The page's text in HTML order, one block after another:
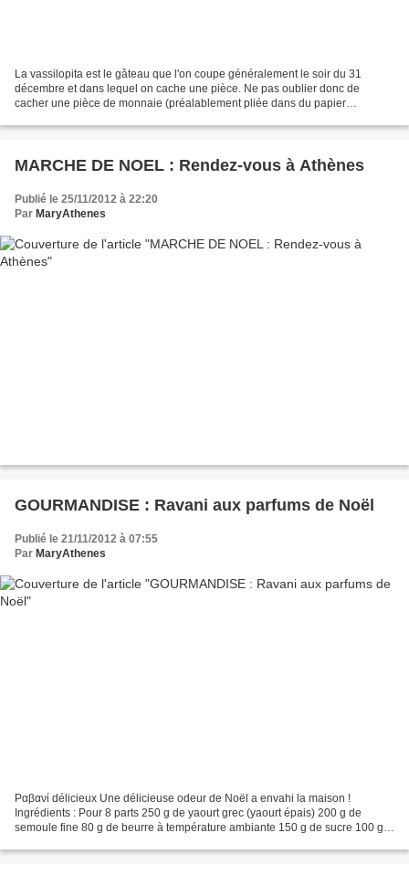
La vassilopita est le gâteau que l'on coupe généralement le soir du 31
décembre et dans lequel on cache une pièce. Ne pas oublier donc de
cacher une pièce de monnaie (préalablement pliée dans du papier
MARCHE DE NOEL : Rendez-vous à Athènes
Publié le 25/11/2012 à 22:20
Par MaryAthenes
GOURMANDISE : Ravani aux parfums de Noël
Publié le 21/11/2012 à 07:55
Par MaryAthenes
Ραβανί délicieux Une délicieuse odeur de Noël a envahi la maison !
Ingrédients : Pour 8 parts 250 g de yaourt grec (yaourt épais) 200 g de
semoule fine 80 g de beurre à température ambiante 150 g de sucre 100 g